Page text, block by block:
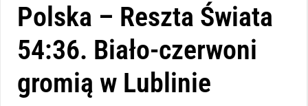
Polska – Reszta Świata
54:36. Biało-czerwoni
gromią w Lublinie